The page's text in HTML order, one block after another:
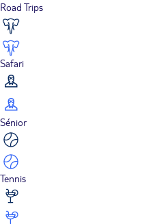
Road Trips
Safari
Sénior
Tennis